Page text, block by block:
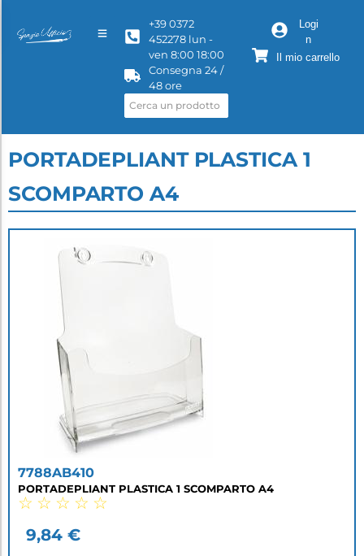
+39 0372
452278 lun -
ven 8:00 18:00
Consegna 24 /
48 ore
Logi
n
Il mio carrello
PORTADEPLIANT PLASTICA 1
SCOMPARTO A4
7788AB410
PORTADEPLIANT PLASTICA 1 SCOMPARTO A4
☆ ☆ ☆ ☆ ☆
9,84 €